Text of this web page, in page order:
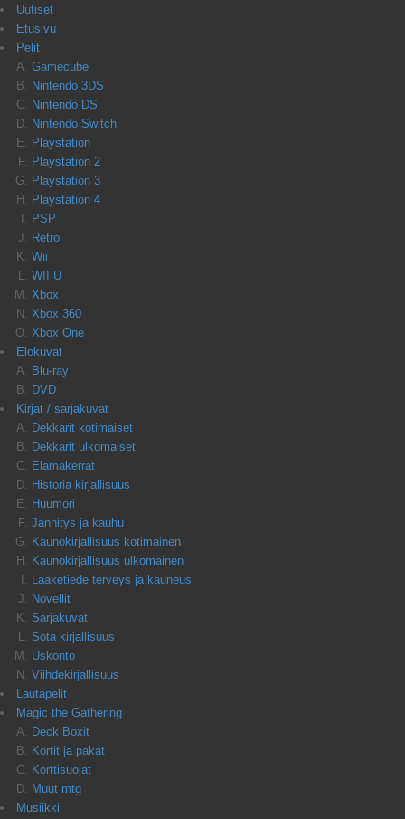
Uutiset
Etusivu
Pelit
Gamecube
Nintendo 3DS
Nintendo DS
Nintendo Switch
Playstation
Playstation 2
Playstation 3
Playstation 4
PSP
Retro
Wii
WII U
Xbox
Xbox 360
Xbox One
Elokuvat
Blu-ray
DVD
Kirjat / sarjakuvat
Dekkarit kotimaiset
Dekkarit ulkomaiset
Elämäkerrat
Historia kirjallisuus
Huumori
Jännitys ja kauhu
Kaunokirjallisuus kotimainen
Kaunokirjallisuus ulkomainen
Lääketiede terveys ja kauneus
Novellit
Sarjakuvat
Sota kirjallisuus
Uskonto
Viihdekirjallisuus
Lautapelit
Magic the Gathering
Deck Boxit
Kortit ja pakat
Korttisuojat
Muut mtg
Musiikki